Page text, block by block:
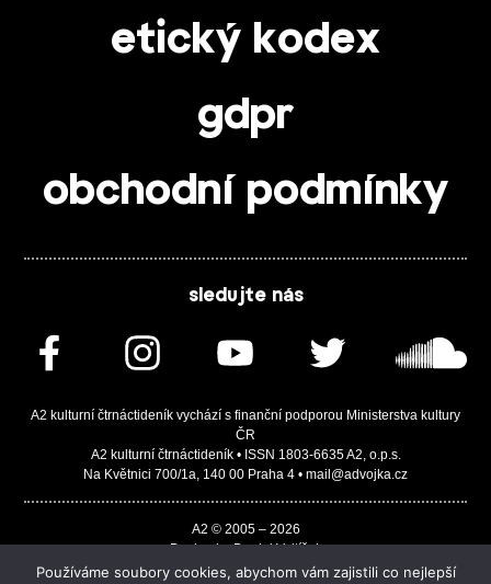
etický kodex
gdpr
obchodní podmínky
sledujte nás
A2 kulturní čtrnáctideník vychází s finanční podporou Ministerstva kultury
ČR
A2 kulturní čtrnáctideník • ISSN 1803-6635 A2, o.p.s.
Na Květnici 700/1a, 140 00 Praha 4 • mail@advojka.cz
A2 © 2005 – 2026
Design by Daniel Vojtíšek
Built by JASA-IT & ChSoft
Používáme soubory cookies, abychom vám zajistili co nejlepší